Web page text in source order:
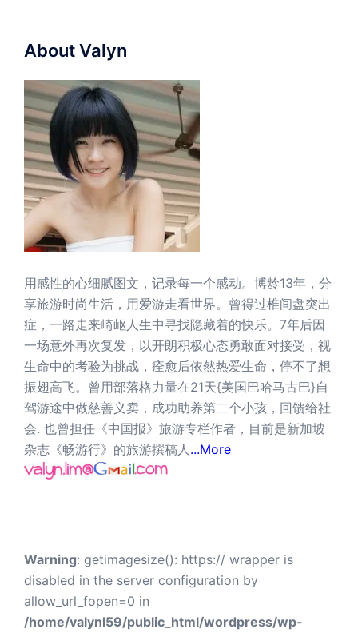
About Valyn
用感性的心细腻图文，记录每一个感动。博龄13年，分
享旅游时尚生活，用爱游走看世界。曾得过椎间盘突出
症，一路走来崎岖人生中寻找隐藏着的快乐。7年后因
一场意外再次复发，以开朗积极心态勇敢面对接受，视
生命中的考验为挑战，痊愈后依然热爱生命，停不了想
振翅高飞。曾用部落格力量在21天{美国巴哈马古巴}自
驾游途中做慈善义卖，成功助养第二个小孩，回馈给社
会. 也曾担任《中国报》旅游专栏作者，目前是新加坡
杂志《畅游行》的旅游撰稿人 ...More
Warning: getimagesize(): https:// wrapper is
disabled in the server configuration by
allow_url_fopen=0 in
/home/valynl59/public_html/wordpress/wp-